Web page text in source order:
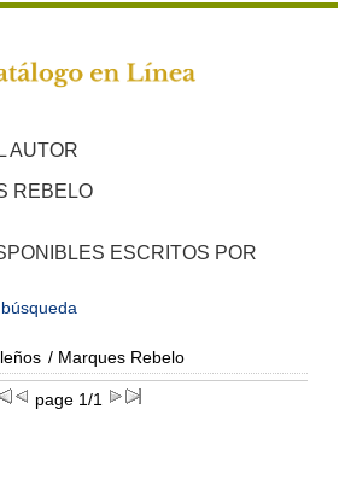
AUTOR
REBELO
ESCRITOS POR
/ Marques Rebelo
page 1/1